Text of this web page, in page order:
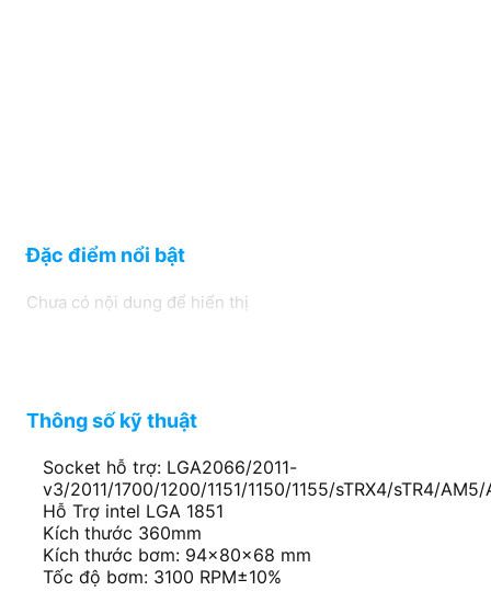
Đặc điểm nổi bật
Chưa có nội dung để hiển thị
Thông số kỹ thuật
Socket hỗ trợ: LGA2066/2011-
v3/2011/1700/1200/1151/1150/1155/sTRX4/sTR4/
Hỗ Trợ intel LGA 1851
Kích thước 360mm
Kích thước bơm: 94×80×68 mm
Tốc độ bơm: 3100 RPM±10%